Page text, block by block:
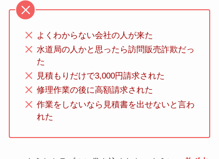
よくわからない会社の人が来た
水道局の人かと思ったら訪問販売詐欺だっ
た
見積もりだけで3,000円請求された
修理作業の後に高額請求された
作業をしないなら見積書を出せないと言わ
れた